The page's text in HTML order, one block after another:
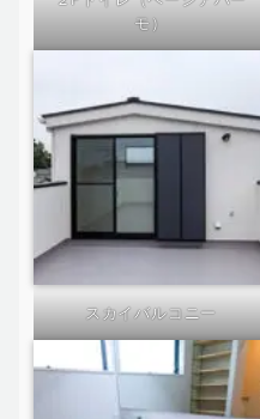
モ）
スカイバルコニー